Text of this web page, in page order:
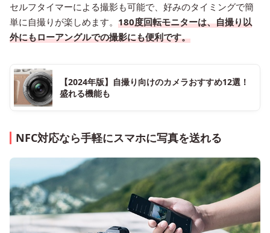
セルフタイマーによる撮影も可能で、好みのタイミングで簡
単に自撮りが楽しめます。 180度回転モニターは、自撮り以
外にもローアングルでの撮影にも便利です。
【2024年版】自撮り向けのカメラおすすめ12選！
盛れる機能も
NFC対応なら手軽にスマホに写真を送れる